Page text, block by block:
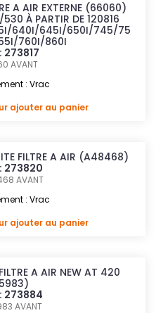
A AIR EXTERNE (66060)
À PARTIR DE 120816
640I/645I/650I/745/75
760I/860I
273817
AVANT
: Vrac
ajouter au panier
FILTRE A AIR (A48468)
273820
AVANT
: Vrac
ajouter au panier
A AIR NEW AT 420
273884
AVANT